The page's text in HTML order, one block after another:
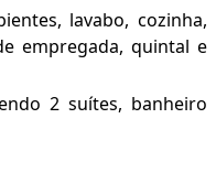
lavabo, cozinha,
empregada, quintal e
2 suítes, banheiro